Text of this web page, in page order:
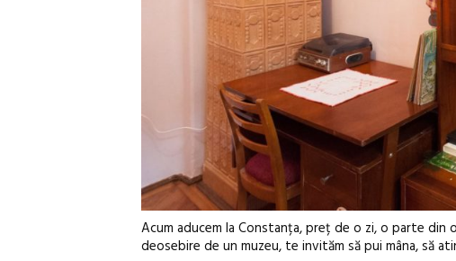
Acum aducem la Constanța, preț de o zi, o parte din
deosebire de un muzeu, te invităm să pui mâna, să